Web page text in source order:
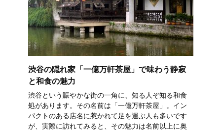
渋谷の隠れ家「一億万軒茶屋」で味わう静寂
と和食の魅力
渋谷という賑やかな街の一角に、知る人ぞ知る和食
処があります。その名前は「一億万軒茶屋」。イン
パクトのある店名に惹かれて足を運ぶ人も多いです
が、実際に訪れてみると、その魅力は名前以上に奥